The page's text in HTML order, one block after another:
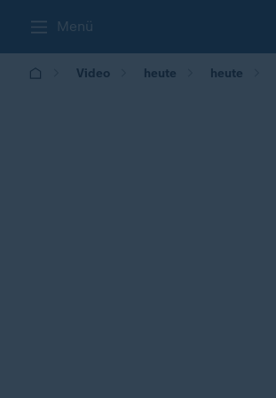
Menü
Video heute heute